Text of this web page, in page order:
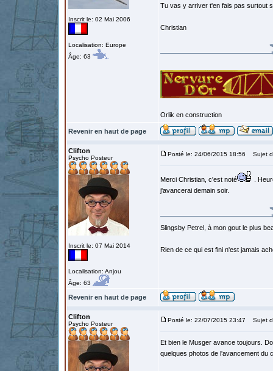
Inscrit le: 02 Mai 2006
Localisation: Europe
Âge: 63
Tu vas y arriver t'en fais pas surtout
Christian
Orlik en construction
Revenir en haut de page
Clifton
Psycho Posteur
Inscrit le: 07 Mai 2014
Localisation: Anjou
Âge: 63
Posté le: 24/06/2015 18:56 Sujet
Merci Christian, c'est noté
.
j'avancerai demain soir.
Slingsby Petrel, à mon gout le plus
Rien de ce qui est fini n'est jamais
Revenir en haut de page
Clifton
Psycho Posteur
Posté le: 22/07/2015 23:47 Sujet
Et bien le Musger avance toujours.
quelques photos de l'avancement du